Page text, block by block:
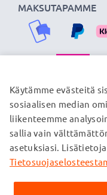
MAKSUTAPAMME
© subtel.fi 2026
Kaikki hinnat
toimituskuluja. Kaikki
verkkosivuillamme
Käytämme evästeitä
sosiaalisen median
liikenteemme
sallia vain
asetuksiasi.